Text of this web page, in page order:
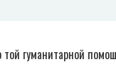
гуманитарной